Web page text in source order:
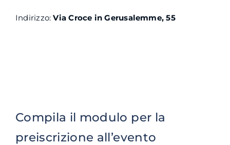
Indirizzo:Via Croce in Gerusalemme, 55
Compila il modulo per la
preiscrizione all’evento